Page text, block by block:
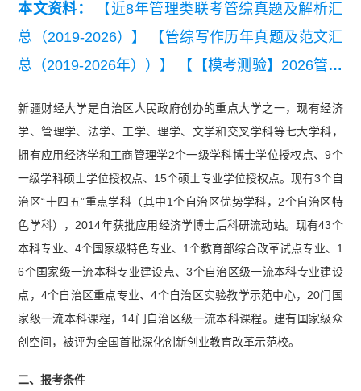
本文资料：
【近8年管理类联考管综真题及解析汇
总（2019-2026）】
【管综写作历年真题及范文汇
总（2019-2026年））】
【【模考测验】2026管理
联考9月模考卷】
新疆财经大学是自治区人民政府创办的重点大学之一，现有经济
学、管理学、法学、工学、理学、文学和交叉学科等七大学科，
拥有应用经济学和工商管理学2个一级学科博士学位授权点、9个
一级学科硕士学位授权点、15个硕士专业学位授权点。现有3个自
治区“十四五”重点学科（其中1个自治区优势学科，2个自治区特
色学科），2014年获批应用经济学博士后科研流动站。现有43个
本科专业、4个国家级特色专业、1个教育部综合改革试点专业、1
6个国家级一流本科专业建设点、3个自治区级一流本科专业建设
点，4个自治区重点专业、4个自治区实验教学示范中心，20门国
家级一流本科课程，14门自治区级一流本科课程。建有国家级众
创空间，被评为全国首批深化创新创业教育改革示范校。
二、报考条件